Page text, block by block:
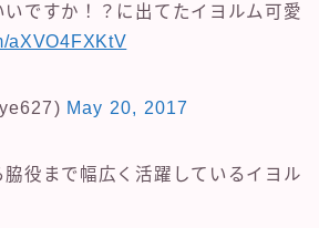
ですか！？に出てたイヨルム可愛
aXVO4FXKtV
May 20, 2017
役まで幅広く活躍しているイヨル